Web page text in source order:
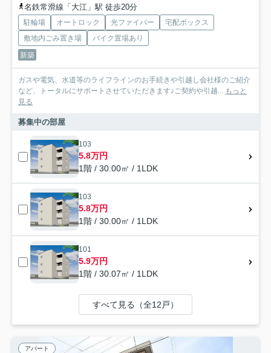
名鉄常滑線「大江」駅 徒歩20分
駐輪場 オートロック 光ファイバー
宅配ボックス
敷地内ごみ置き場
バイク置場あり
新築
ガスや電気、水道等のライフラインのお手続きや引越し会社様のご紹介
など、トータルにサポートさせていただきます♪ご契約や引越... もっと
見る
募集中の部屋
103
5.8万円
1階 / 30.00㎡ / 1LDK
103
5.8万円
1階 / 30.00㎡ / 1LDK
101
5.9万円
1階 / 30.07㎡ / 1LDK
すべて見る（全12戸）
アパート